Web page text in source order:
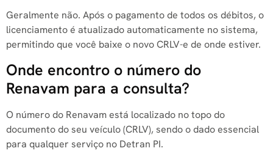
Geralmente não. Após o pagamento de todos os débitos, o
licenciamento é atualizado automaticamente no sistema,
permitindo que você baixe o novo CRLV-e de onde estiver.
Onde encontro o número do
Renavam para a consulta?
O número do Renavam está localizado no topo do
documento do seu veículo (CRLV), sendo o dado essencial
para qualquer serviço no Detran PI.